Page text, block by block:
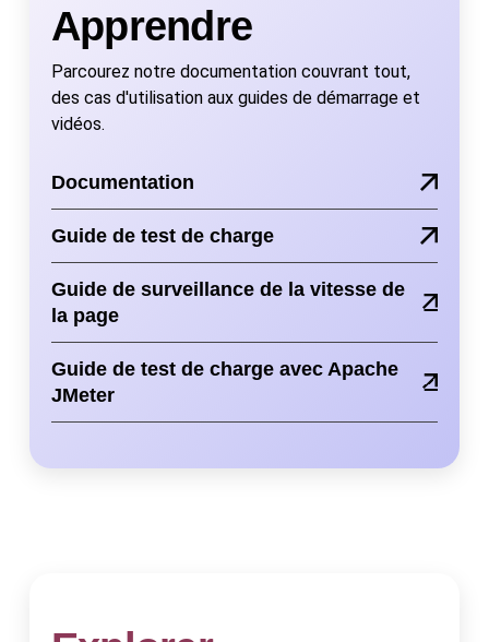
Apprendre
Parcourez notre documentation couvrant tout,
des cas d'utilisation aux guides de démarrage et
vidéos.
Documentation
Guide de test de charge
Guide de surveillance de la vitesse de
la page
Guide de test de charge avec Apache
JMeter